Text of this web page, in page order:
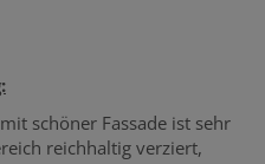
schöner Fassade ist sehr
reichhaltig verziert,